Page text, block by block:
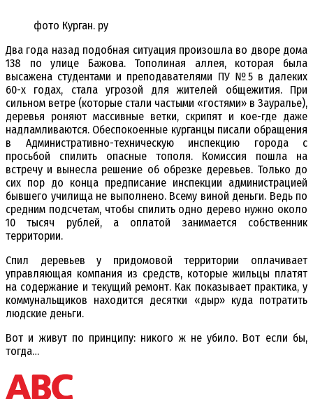
фото Курган. ру
Два года назад подобная ситуация произошла во дворе дома
138 по улице Бажова. Тополиная аллея, которая была
высажена студентами и преподавателями ПУ №5 в далеких
60-х годах, стала угрозой для жителей общежития. При
сильном ветре (которые стали частыми «гостями» в Зауралье),
деревья роняют массивные ветки, скрипят и кое-где даже
надламливаются. Обеспокоенные курганцы писали обращения
в Административно-техническую инспекцию города с
просьбой спилить опасные тополя. Комиссия пошла на
встречу и вынесла решение об обрезке деревьев. Только до
сих пор до конца предписание инспекции администрацией
бывшего училища не выполнено. Всему виной деньги. Ведь по
средним подсчетам, чтобы спилить одно дерево нужно около
10 тысяч рублей, а оплатой занимается собственник
территории.
Спил деревьев у придомовой территории оплачивает
управляющая компания из средств, которые жильцы платят
на содержание и текущий ремонт. Как показывает практика, у
коммунальщиков находится десятки «дыр» куда потратить
людские деньги.
Вот и живут по принципу: никого ж не убило. Вот если бы,
тогда…